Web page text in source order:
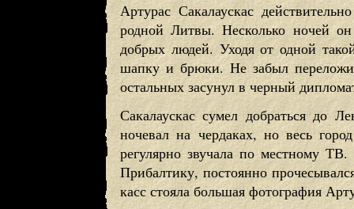
Артурас Сакалаускас
родной Литвы. Несколько ночей
добрых людей. Уходя от одной
шапку и брюки. Не забыл
остальных засунул в черный
Сакалаускас сумел добраться до
ночевал на чердаках, но весь
регулярно звучала по местному
Прибалтику, постоянно
касс стояла большая фотография